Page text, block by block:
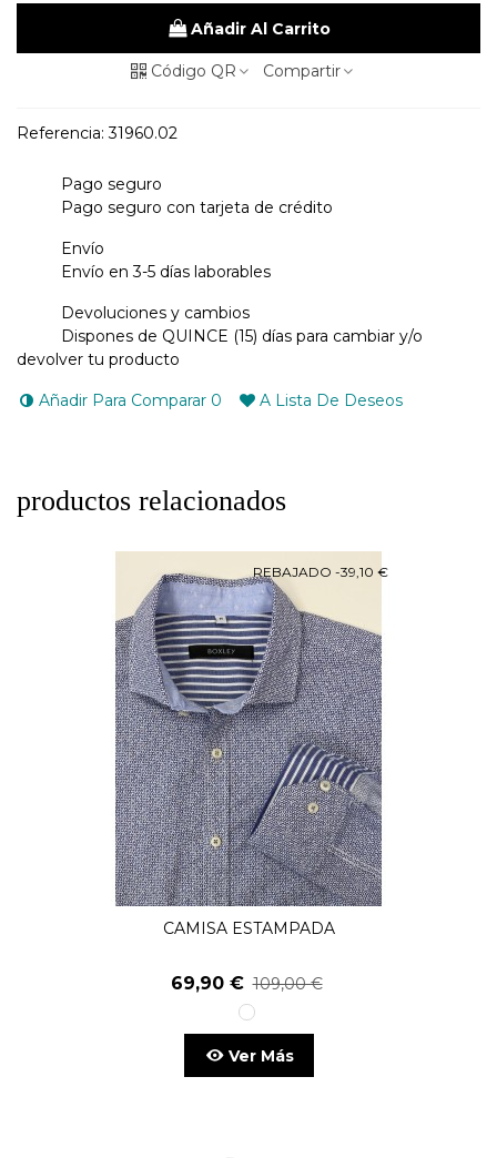
Añadir Al Carrito
Código QR Compartir
Referencia: 31960.02
Pago seguro
Pago seguro con tarjeta de crédito
Envío
Envío en 3-5 días laborables
Devoluciones y cambios
Dispones de QUINCE (15) días para cambiar y/o
devolver tu producto
Añadir Para Comparar 0 A Lista De Deseos
productos relacionados
REBAJADO -39,10 €
CAMISA ESTAMPADA
69,90 € 109,00 €
1
Ver Más